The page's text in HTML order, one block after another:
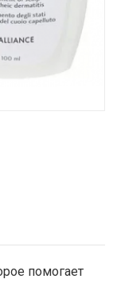
помогает